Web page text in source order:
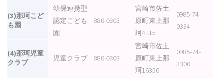
(3)那珂こど
も園
幼保連携型
認定こども
園
880-0303
宮崎市佐土
原町東上那
珂4115
0985-74-
0334
(4)那珂児童
クラブ
児童クラブ 880-0303
宮崎市佐土
原町東上那
珂16350
0985-74-
3300